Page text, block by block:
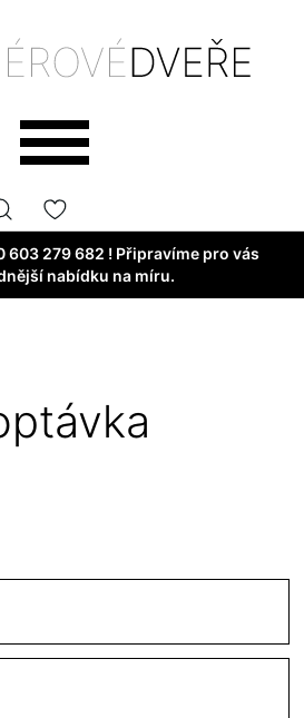
603 279 682 ! Připravíme pro vás
nabídku na míru.